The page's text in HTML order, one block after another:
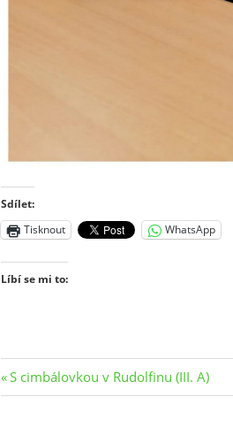
Sdílet:
Tisknout
WhatsApp
Líbí se mi to:
Navigace
Previous
Post:
S cimbálovkou v Rudolfinu (III. A)